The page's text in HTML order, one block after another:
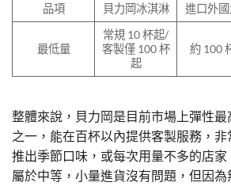
品項 貝力岡冰淇淋 進口外
最低量
常規 10 杯起/
客製僅 100 杯
起
約 100
整體來說，貝力岡是目前市場上彈性
之一，能在百杯以內提供客製服務，非
推出季節口味，或每次用量不多的店
屬於中等，小量進貨沒有問題，但因